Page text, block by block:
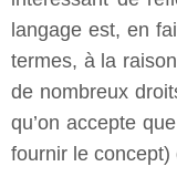
langage est, en
termes, à la
de nombreux
qu’on accepte
fournir le